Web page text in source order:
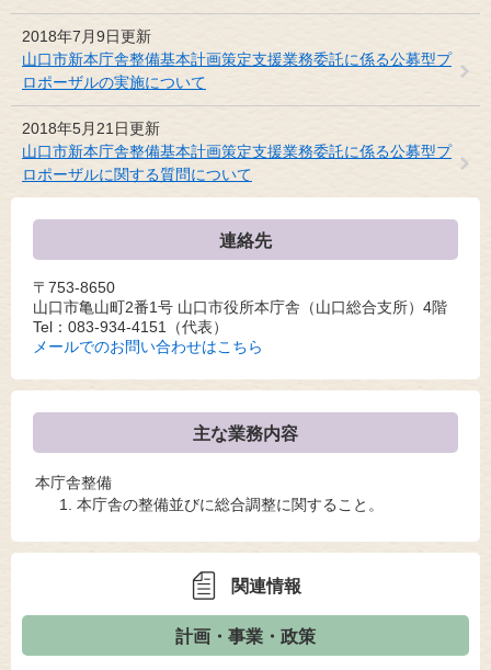
2018年7月9日更新
山口市新本庁舎整備基本計画策定支援業務委託に係る公募型プ
ロポーザルの実施について
2018年5月21日更新
山口市新本庁舎整備基本計画策定支援業務委託に係る公募型プ
ロポーザルに関する質問について
連絡先
〒753-8650
山口市亀山町2番1号 山口市役所本庁舎（山口総合支所）4階
Tel：083-934-4151
（代表）
メールでのお問い合わせはこちら
主な業務内容
本庁舎整備
本庁舎の整備並びに総合調整に関すること。
関連情報
計画・事業・政策